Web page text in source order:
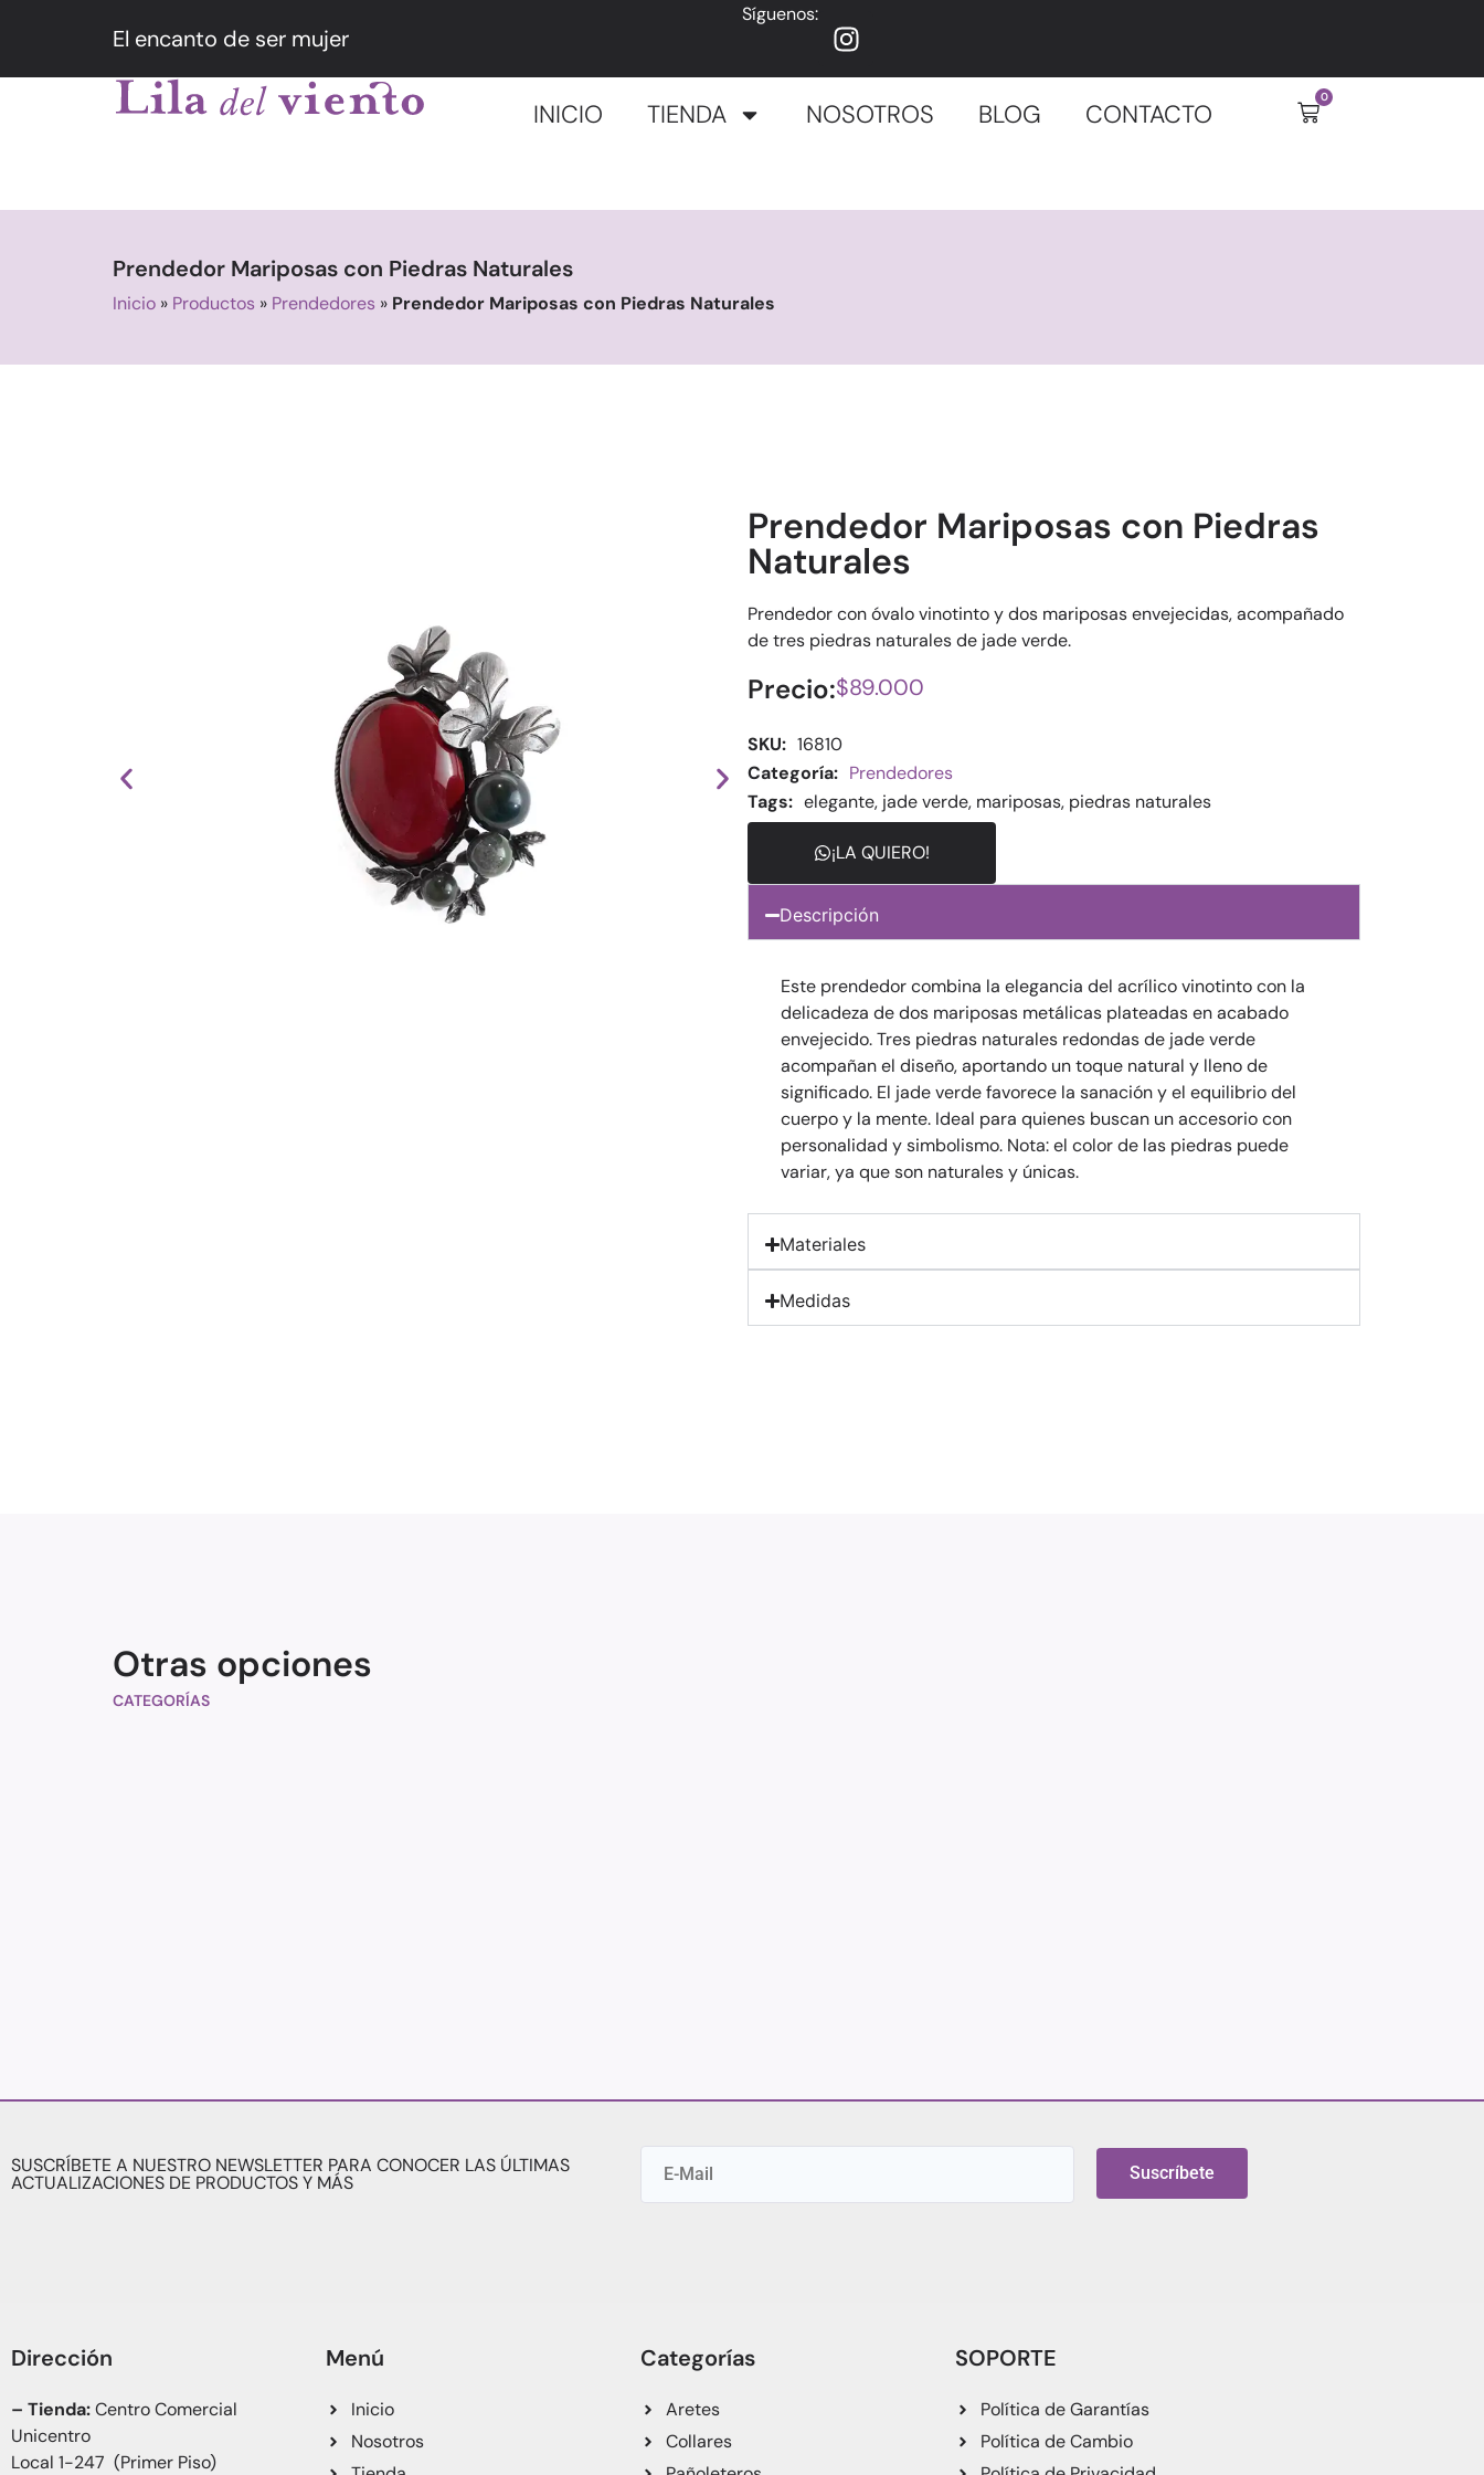
El encanto de ser mujer
Síguenos:
INICIO TIENDA NOSOTROS BLOG CONTACTO
0
Prendedor Mariposas con Piedras Naturales
Inicio » Productos » Prendedores » Prendedor Mariposas con Piedras Naturales
Prendedor Mariposas con Piedras
Naturales
Prendedor con óvalo vinotinto y dos mariposas envejecidas, acompañado
de tres piedras naturales de jade verde.
Precio:$89.000
SKU: 16810
Categoría: Prendedores
Tags: elegante, jade verde, mariposas, piedras naturales
¡LA QUIERO!
Descripción
Este prendedor combina la elegancia del acrílico vinotinto con la
delicadeza de dos mariposas metálicas plateadas en acabado
envejecido. Tres piedras naturales redondas de jade verde
acompañan el diseño, aportando un toque natural y lleno de
significado. El jade verde favorece la sanación y el equilibrio del
cuerpo y la mente. Ideal para quienes buscan un accesorio con
personalidad y simbolismo. Nota: el color de las piedras puede
variar, ya que son naturales y únicas.
Materiales
Medidas
Otras opciones
CATEGORÍAS
SUSCRÍBETE A NUESTRO NEWSLETTER PARA CONOCER LAS ÚLTIMAS
ACTUALIZACIONES DE PRODUCTOS Y MÁS Suscríbete
Dirección
– Tienda:Centro Comercial
Unicentro
Local 1-247 (Primer Piso)
Menú
Inicio
Nosotros
Categorías
Aretes
Collares
SOPORTE
Política de Garantías
Política de Cambio